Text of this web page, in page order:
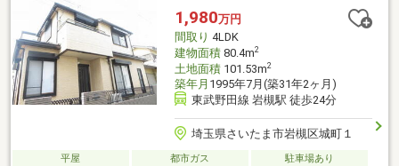
ンフロア張替え ・白蟻点検 ・一部建具交換 ・室内クリーニ
ング 他
1,980万円
間取り 4LDK
建物面積80.4m2
土地面積101.53m2
築年月 1995年7月(築31年2ヶ月)
東武野田線 岩槻駅 徒歩24分
埼玉県さいたま市岩槻区城町１
平屋 都市ガス
駐車場あり